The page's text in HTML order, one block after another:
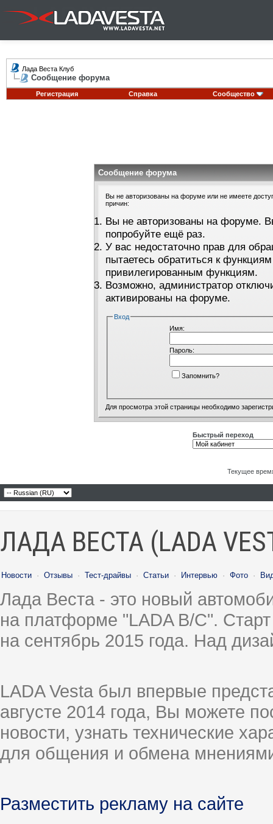
Лада Веста Клуб
Сообщение форума
Регистрация Справка Сообщество
Сообщение форума
Вы не авторизованы на форуме или не имеете
причин:
Вы не авторизованы на форуме.
попробуйте ещё раз.
У вас недостаточно прав для
пытаетесь обратиться к
привилегированным функциям.
Возможно, администратор
активированы на форуме.
Вход
Имя:
Пароль:
Запомнить?
Для просмотра этой страницы необходимо
Быстрый переход
Текущее
ЛАДА ВЕСТА (LADA
Новости · Отзывы · Тест-драйвы · Статьи · Интервью · Фото ·
Лада Веста - это новый
на платформе "LADA B/C".
на сентябрь 2015 года. Над
LADA Vesta был впервые
августе 2014 года, Вы можете
новости, узнать технические
для общения и обмена
Разместить рекламу на сайте